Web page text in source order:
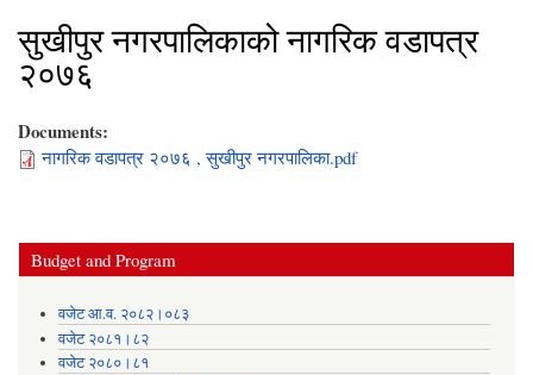
सुखीपुर नगरपालिकाको नागरिक वडापत्र
२०७६
Documents:
नागरिक वडापत्र २०७६ , सुखीपुर नगरपालिका.pdf
Budget and Program
वजेट आ.व. २०८२।०८३
वजेट २०८१।८२
वजेट २०८०।८१